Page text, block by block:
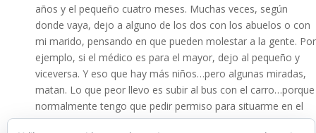
años y el pequeño cuatro meses. Muchas veces, según
donde vaya, dejo a alguno de los dos con los abuelos o con
mi marido, pensando en que pueden molestar a la gente. Por
ejemplo, si el médico es para el mayor, dejo al pequeño y
viceversa. Y eso que hay más niños…pero algunas miradas,
matan. Lo que peor llevo es subir al bus con el carro…porque
normalmente tengo que pedir permiso para situarme en el
espacio reservado y no siempre se apartan con agrado…y